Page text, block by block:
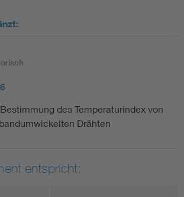
des Temperaturindex von
Drähten
entspricht: